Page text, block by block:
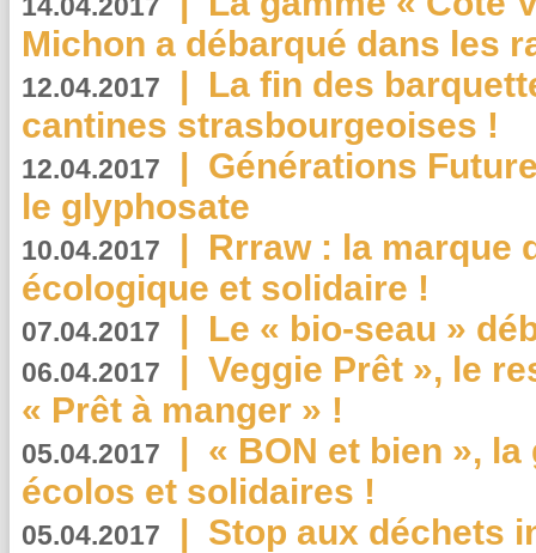
Michon a débarqué dans les
12.04.2017 | La fin des
cantines strasbourgeoises !
12.04.2017 | Générations
le glyphosate
10.04.2017 | Rrraw : la marque
écologique et solidaire !
07.04.2017 | Le « bio-seau »
06.04.2017 | Veggie Prêt », le
« Prêt à manger » !
05.04.2017 | « BON et bien »,
écolos et solidaires !
05.04.2017 | Stop aux déchets